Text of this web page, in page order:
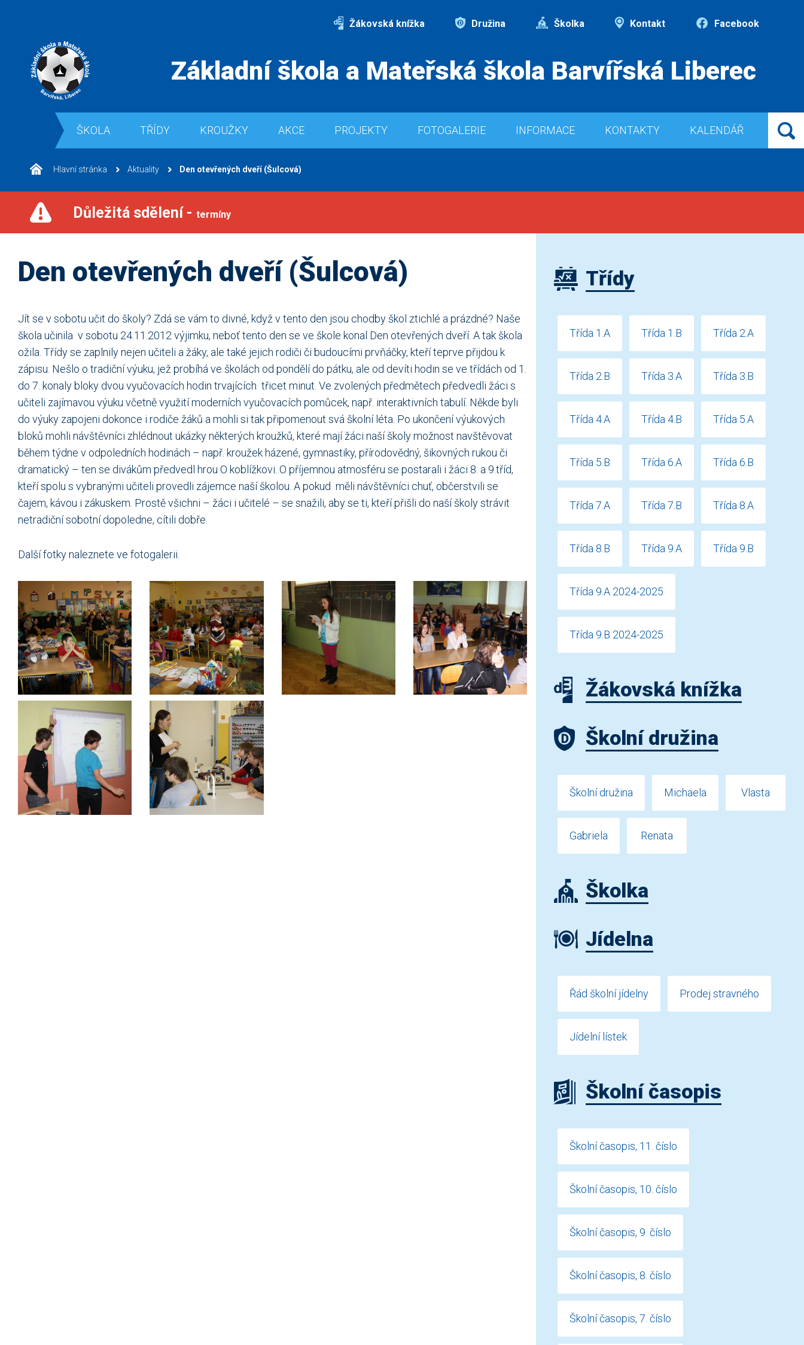
Žákovská knížka Družina Školka Kontakt Facebook
Základní škola a Mateřská škola Barvířská Liberec
ŠKOLA TŘÍDY KROUŽKY AKCE PROJEKTY FOTOGALERIE INFORMACE KONTAKTY KALENDÁŘ
Hlavní stránka Aktuality Den otevřených dveří (Šulcová)
Důležitá sdělení - termíny
Den otevřených dveří (Šulcová)
Jít se v sobotu učit do školy? Zdá se vám to divné, když v tento den jsou chodby škol ztichlé a prázdné? Naše
škola učinila v sobotu 24.11.2012 výjimku, neboť tento den se ve škole konal Den otevřených dveří. A tak škola
ožila. Třídy se zaplnily nejen učiteli a žáky, ale také jejich rodiči či budoucími prvňáčky, kteří teprve přijdou k
zápisu. Nešlo o tradiční výuku, jež probíhá ve školách od pondělí do pátku, ale od devíti hodin se ve třídách od 1.
do 7. konaly bloky dvou vyučovacích hodin trvajících třicet minut. Ve zvolených předmětech předvedli žáci s
učiteli zajímavou výuku včetně využití moderních vyučovacích pomůcek, např. interaktivních tabulí. Někde byli
do výuky zapojeni dokonce i rodiče žáků a mohli si tak připomenout svá školní léta. Po ukončení výukových
bloků mohli návštěvníci zhlédnout ukázky některých kroužků, které mají žáci naší školy možnost navštěvovat
během týdne v odpoledních hodinách – např. kroužek házené, gymnastiky, přírodovědný, šikovných rukou či
dramatický – ten se divákům předvedl hrou O koblížkovi. O příjemnou atmosféru se postarali i žáci 8. a 9.tříd,
kteří spolu s vybranými učiteli provedli zájemce naší školou. A pokud měli návštěvníci chuť, občerstvili se
čajem, kávou i zákuskem. Prostě všichni – žáci i učitelé – se snažili, aby se ti, kteří přišli do naší školy strávit
netradiční sobotní dopoledne, cítili dobře.
Další fotky naleznete ve fotogalerii.
Třídy
Třída 1.A Třída 1.B Třída 2.A
Třída 2.B Třída 3.A Třída 3.B
Třída 4.A Třída 4.B Třída 5.A
Třída 5.B Třída 6.A Třída 6.B
Třída 7.A Třída 7.B Třída 8.A
Třída 8.B Třída 9.A Třída 9.B
Třída 9.A 2024-2025
Třída 9.B 2024-2025
Žákovská knížka
Školní družina
Školní družina Michaela Vlasta
Gabriela Renata
Školka
Jídelna
Řád školní jídelny Prodej stravného
Jídelní lístek
Školní časopis
Školní časopis, 11. číslo
Školní časopis, 10. číslo
Školní časopis, 9. číslo
Školní časopis, 8. číslo
Školní časopis, 7. číslo